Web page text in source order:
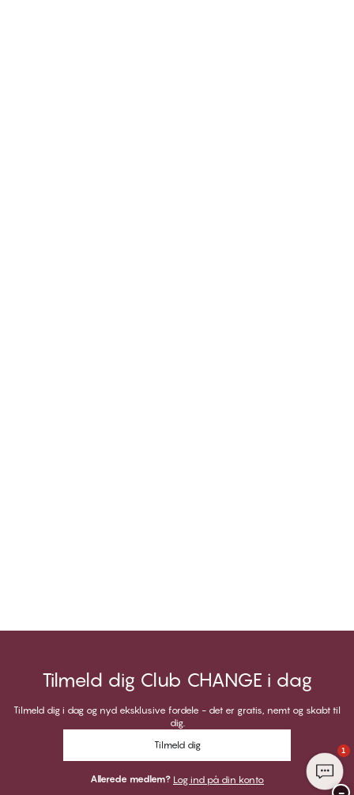
Tilmeld dig Club CHANGE i dag
Tilmeld dig i dag og nyd eksklusive fordele - det er gratis, nemt og skabt til
dig.
Tilmeld dig
Allerede medlem? Log ind på din konto
1